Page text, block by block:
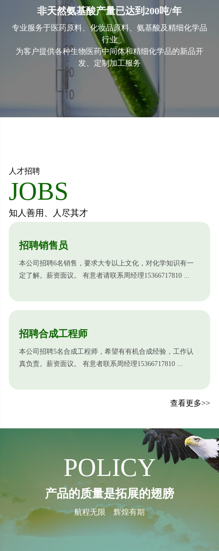
非天然氨基酸产量已达到200吨/年
专业服务于医药原料、化妆品原料、氨基酸及精细化学品
行业
为客户提供各种生物医药中间体和精细化学品的新品开
发、定制加工服务
人才招聘
JOBS
知人善用、人尽其才
招聘销售员
本公司招聘6名销售，要求大专以上文化，对化学知识有一
定了解。薪资面议。 有意者请联系周经理15366717810 ...
招聘合成工程师
本公司招聘5名合成工程师，希望有有机合成经验，工作认
真负责。薪资面议。 有意者联系周经理15366717810 ...
查看更多>>
POLICY
产品的质量是拓展的翅膀
航程无限 辉煌有期